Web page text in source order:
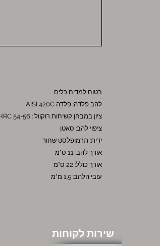
בטוח למדיח כלים
להב פלדה: פלדה AISI 420C
ציון במבחן קשיחות רוקוול : HRC 54-56
ציפוי להב: סאטן
ידית: תרמופלסט שחור
אורך להב: 11 ס"מ
אורך כולל: 22 ס"מ
עובי הלהב: 1.5 מ"מ
שירות לקוחות